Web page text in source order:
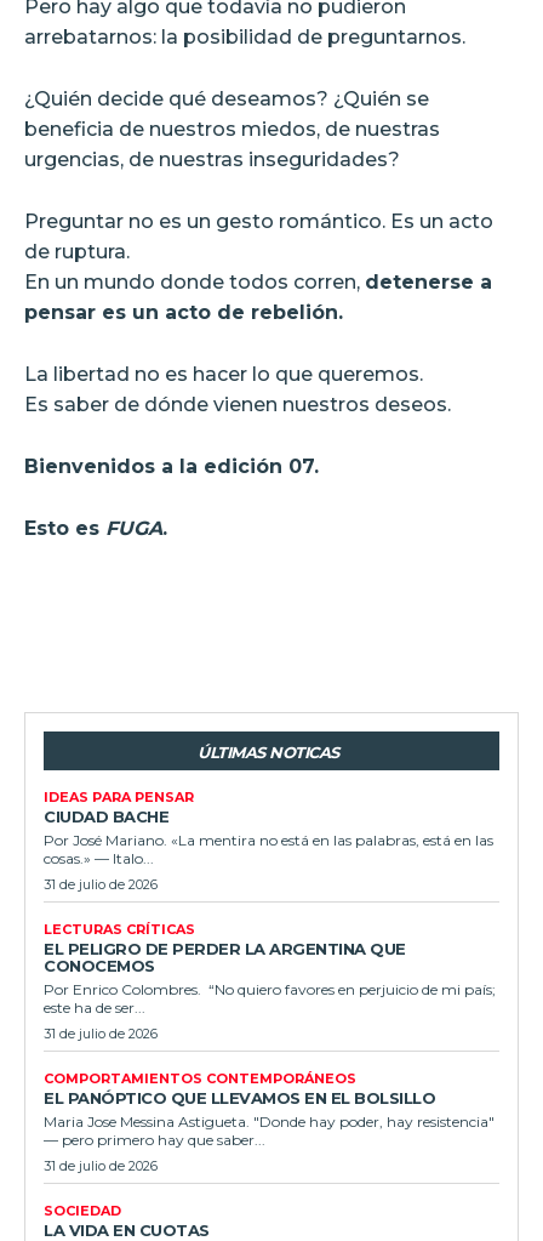
Pero hay algo que todavía no pudieron
arrebatarnos: la posibilidad de preguntarnos.
¿Quién decide qué deseamos? ¿Quién se
beneficia de nuestros miedos, de nuestras
urgencias, de nuestras inseguridades?
Preguntar no es un gesto romántico. Es un acto
de ruptura.
En un mundo donde todos corren, detenerse a
pensar es un acto de rebelión.
La libertad no es hacer lo que queremos.
Es saber de dónde vienen nuestros deseos.
Bienvenidos a la edición 07.
Esto es FUGA.
ÚLTIMAS NOTICAS
IDEAS PARA PENSAR
CIUDAD BACHE
Por José Mariano. «La mentira no está en las palabras, está en las
cosas.» — Italo...
31 de julio de 2026
LECTURAS CRÍTICAS
EL PELIGRO DE PERDER LA ARGENTINA QUE
CONOCEMOS
Por Enrico Colombres. “No quiero favores en perjuicio de mi país;
este ha de ser...
31 de julio de 2026
COMPORTAMIENTOS CONTEMPORÁNEOS
EL PANÓPTICO QUE LLEVAMOS EN EL BOLSILLO
Maria Jose Messina Astigueta. "Donde hay poder, hay resistencia"
— pero primero hay que saber...
31 de julio de 2026
SOCIEDAD
LA VIDA EN CUOTAS